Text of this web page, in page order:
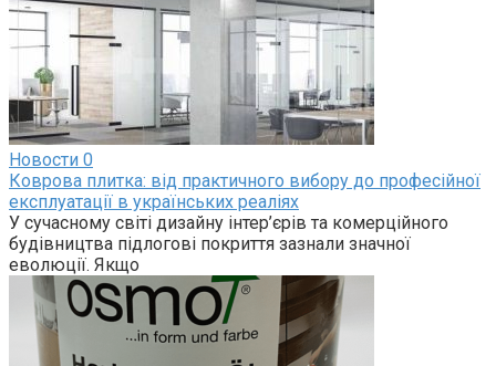
Новости 0
Коврова плитка: від практичного вибору до професійної
експлуатації в українських реаліях
У сучасному світі дизайну інтер’єрів та комерційного
будівництва підлогові покриття зазнали значної
еволюції. Якщо